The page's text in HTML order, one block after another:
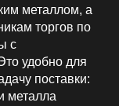
металлом, а
торгов по
с
удобно для
поставки:
металла